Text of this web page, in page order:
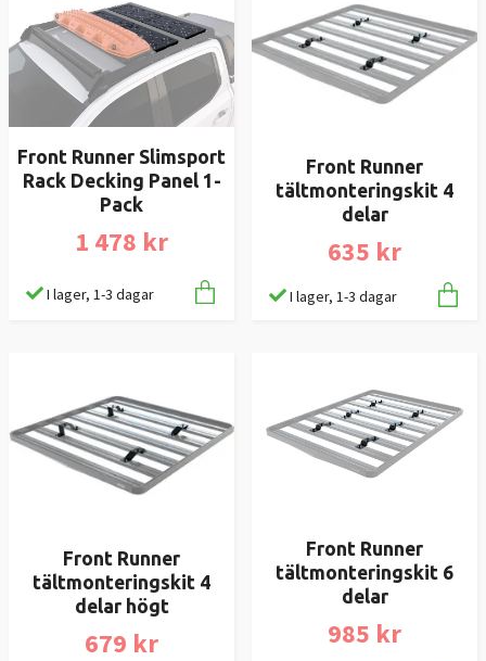
Front Runner Slimsport
Rack Decking Panel 1-
Pack
1 478 kr
I lager, 1-3 dagar
Front Runner
tältmonteringskit 4
delar
635 kr
I lager, 1-3 dagar
Front Runner
tältmonteringskit 4
delar högt
679 kr
Front Runner
tältmonteringskit 6
delar
985 kr